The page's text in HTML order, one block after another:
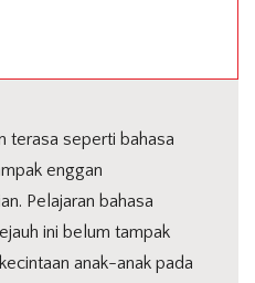
terasa seperti bahasa
enggan
Pelajaran bahasa
ini belum tampak
anak-anak pada